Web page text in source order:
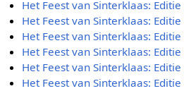
Het Feest van Sinterklaas: Editie
Het Feest van Sinterklaas:
Het Feest van Sinterklaas:
Het Feest van Sinterklaas:
Het Feest van Sinterklaas:
Het Feest van Sinterklaas: